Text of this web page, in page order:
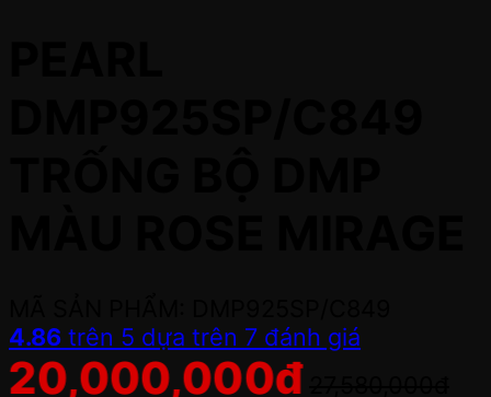
4.86 trên 5 dựa trên 7 đánh giá
20,000,000đ